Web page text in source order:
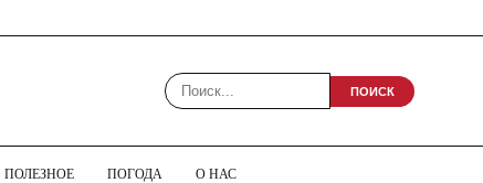
ПОИСК
ПОЛЕЗНОЕ ПОГОДА О НАС